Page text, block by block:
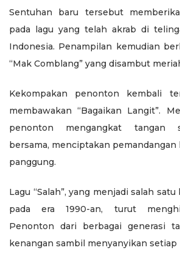
Sentuhan baru tersebut
pada lagu yang telah akrab di
Indonesia. Penampilan kemudian
“Mak Comblang” yang disambut
Kekompakan penonton kembali
membawakan “Bagaikan Langit”.
penonton mengangkat tangan
bersama, menciptakan pemandangan
panggung.
Lagu “Salah”, yang menjadi salah
pada era 1990-an, turut
Penonton dari berbagai generasi
kenangan sambil menyanyikan setiap